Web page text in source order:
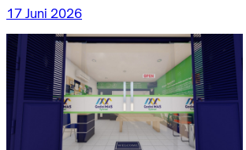
17 Juni 2026